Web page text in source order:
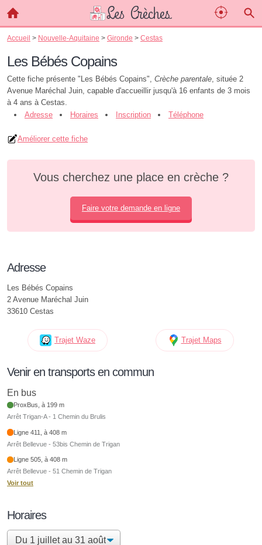
Accueil > Nouvelle-Aquitaine > Gironde > Cestas
Les Bébés Copains
Cette fiche présente "Les Bébés Copains", Crèche parentale, située 2
Avenue Maréchal Juin, capable d'accueillir jusqu'à 16 enfants de 3 mois
à 4 ans à Cestas.
Adresse
Horaires Inscription Téléphone
Améliorer cette fiche
Vous cherchez une place en crèche ?
Faire votre demande en ligne
Adresse
Les Bébés Copains
2 Avenue Maréchal Juin
33610 Cestas
Trajet Waze Trajet Maps
Venir en transports en commun
En bus
ProxBus, à 199 m
Arrêt Trigan-A - 1 Chemin du Brulis
Ligne 411, à 408 m
Arrêt Bellevue - 53bis Chemin de Trigan
Ligne 505, à 408 m
Arrêt Bellevue - 51 Chemin de Trigan
Voir tout
Horaires